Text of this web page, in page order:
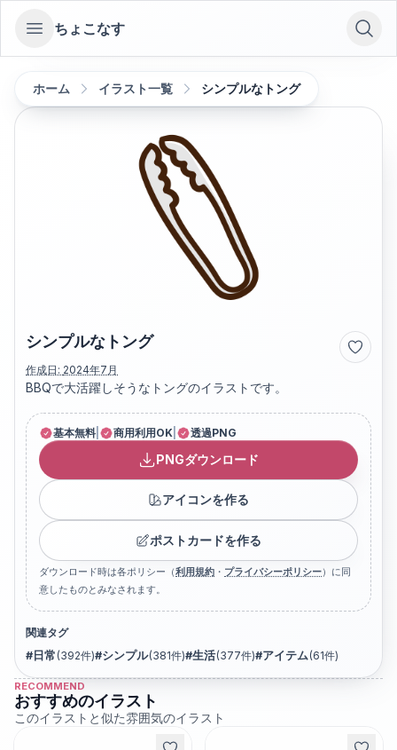
Open sidebar
ちょこなす
ホーム イラスト一覧 シンプルなトング
シンプルなトング
作成日: 2024年7月
BBQで大活躍しそうなトングのイラストです。
基本無料 商用利用OK 透過PNG
PNGダウンロード
アイコンを作る
ポストカードを作る
ダウンロード時は各ポリシー（利用規約 ・ プライバシーポリシー）に同
意したものとみなされます。
関連タグ
# 日常 (392件)#シンプル(381件)#生活(377件)#アイテム(61件)
RECOMMEND
おすすめのイラスト
このイラストと似た雰囲気のイラスト